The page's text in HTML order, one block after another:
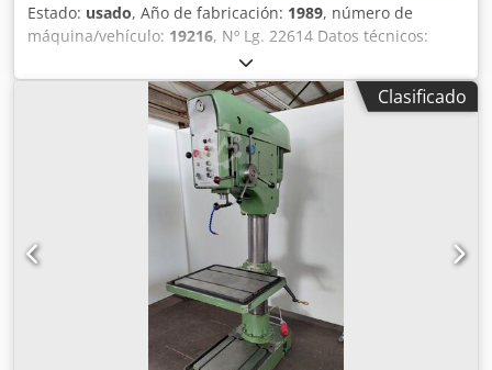
Estado: usado, Año de fabricación: 1989, número de
máquina/vehículo: 19216, Nº Lg. 22614 Datos técnicos:
Chodpfxjt Etiyj Afdoa - Capacidad de perforación en acero
ST 60 40 mm - Capacidad de taladrado en acero ST 60 50
mm - Portabrocas MK 4 - Carrera del husillo de taladrado
180 mm - Velocidad del husillo de taladrado regulable sin
escalonamiento con reductor - Velocidad 1 60 - 210 rpm -
Velocidad 2 210 - 765 rpm - profundidad de garganta 330
mm - 3 avances 0,1 - 0,2 - 0,3 rpm - Mesa con 2 ranuras en
T 720 x 360 mm - Altura de la mesa regulable mediante
cremallera con manivela - distancia máx. mesa - husillo de
taladrado aprox. 780 mm - distancia máx. placa base
mecanizada - husillo taladrador aprox. 1250 mm -
Dispositivo de refrigeración - Sistema de iluminación -
Accionamiento 400 V / 4 kW - Espacio necesario aprox. An
720 x Al 2050 x P 1150 mm - Peso aprox. 500 kg
Clasificado